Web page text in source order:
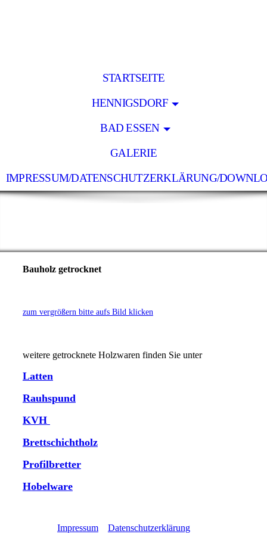
STARTSEITE
HENNIGSDORF
BAD ESSEN
GALERIE
IMPRESSUM/DATENSCHUTZERKLÄRUNG/
Bauholz getrocknet
zum vergrößern bitte aufs Bild klicken
weitere getrocknete Holzwaren finden Sie unter
Latten
Rauhspund
KVH
Brettschichtholz
Profilbretter
Hobelware
Impressum/ Datenschutzerklärung